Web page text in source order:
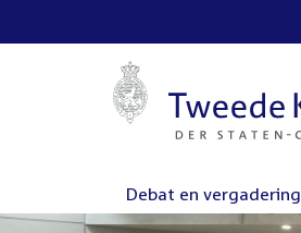
Debat en vergadering